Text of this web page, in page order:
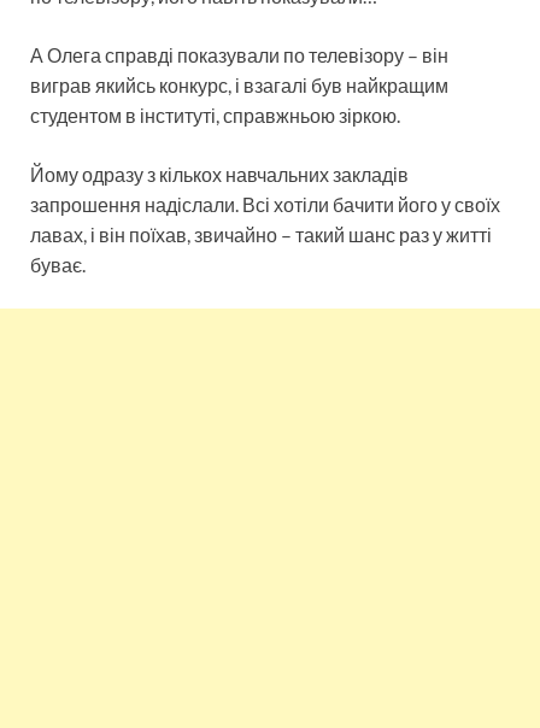
А Олега справді показували по телевізору – він
виграв якийсь конкурс, і взагалі був найкращим
студентом в інституті, справжньою зіркою.
Йому одразу з кількох навчальних закладів
запрошення надіслали. Всі хотіли бачити його у своїх
лавах, і він поїхав, звичайно – такий шанс раз у житті
буває.